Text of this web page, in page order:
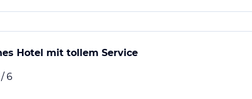
Hotel mit tollem Service
/ 6